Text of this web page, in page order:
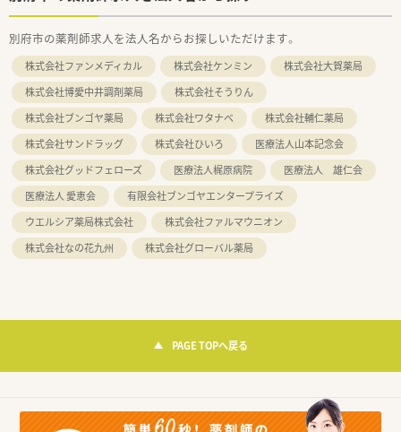
別府市の薬剤師求人を法人名からお探しいただけます。
株式会社ファンメディカル 株式会社ケンミン
株式会社大賀薬局
株式会社博愛中井調剤薬局
株式会社そうりん
株式会社ブンゴヤ薬局
株式会社ワタナベ
株式会社輔仁薬局
株式会社サンドラッグ
株式会社ひいろ
医療法人山本記念会
株式会社グッドフェローズ
医療法人梶原病院
医療法人 雄仁会
医療法人 愛恵会
有限会社ブンゴヤエンタープライズ
ウエルシア薬局株式会社
株式会社ファルマウニオン
株式会社なの花九州
株式会社グローバル薬局
PAGE TOPへ戻る